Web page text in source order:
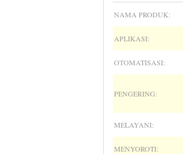
NAMA PRODUK:
APLIKASI:
OTOMATISASI:
PENGERING:
MELAYANI:
MENYOROTI: